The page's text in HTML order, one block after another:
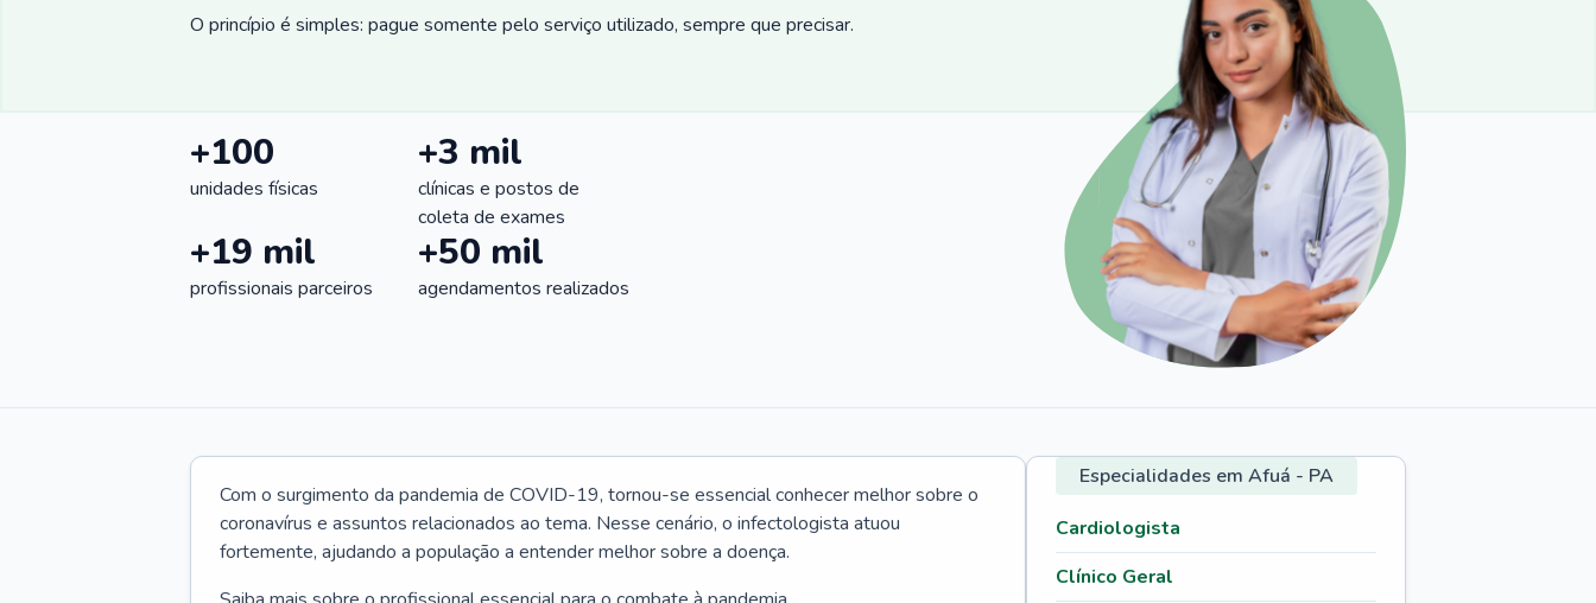
O princípio é simples: pague somente pelo serviço utilizado, sempre que precisar.
+100
unidades físicas
+3 mil
clínicas e postos de
coleta de exames
+19 mil
profissionais parceiros
+50 mil
agendamentos realizados
Com o surgimento da pandemia de COVID-19, tornou-se essencial conhecer melhor sobre o
coronavírus e assuntos relacionados ao tema. Nesse cenário, o infectologista atuou
fortemente, ajudando a população a entender melhor sobre a doença.
Especialidades em Afuá - PA
Cardiologista
Clínico Geral